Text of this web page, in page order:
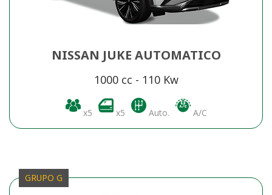
NISSAN JUKE AUTOMATICO
1000 cc - 110 Kw
x5 x5 Auto. A/C
GRUPO G